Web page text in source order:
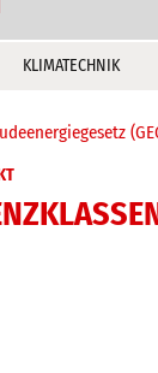
KLIMATECHNIK